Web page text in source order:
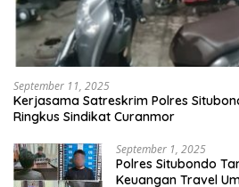
September 11, 2025
Kerjasama Satreskrim Polres
Ringkus Sindikat Curanmor
September 1, 2025
Polres Situbondo
Keuangan Travel